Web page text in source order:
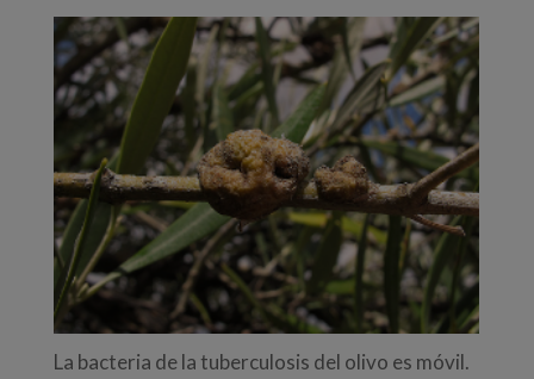
La bacteria de la tuberculosis del olivo es móvil.